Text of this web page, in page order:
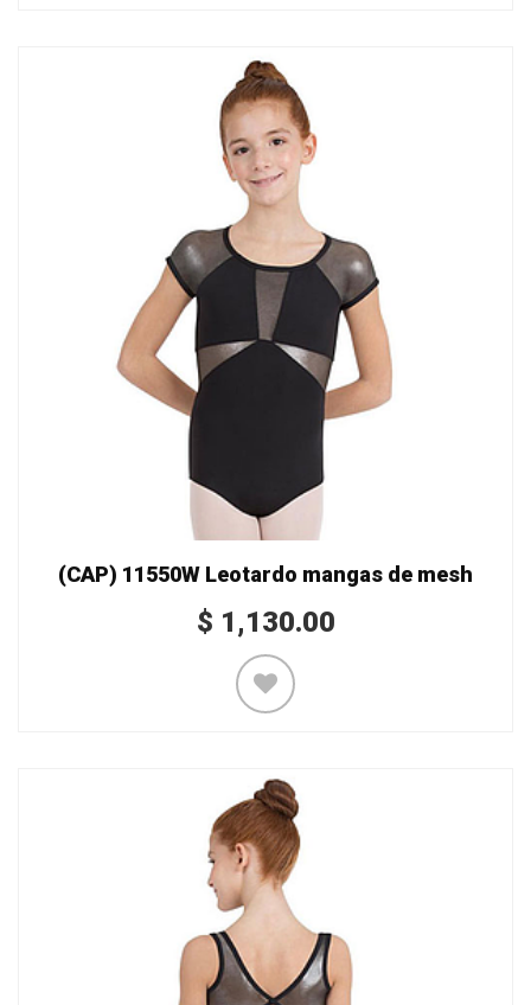
(CAP) 11550W Leotardo mangas de mesh
$ 1,130.00